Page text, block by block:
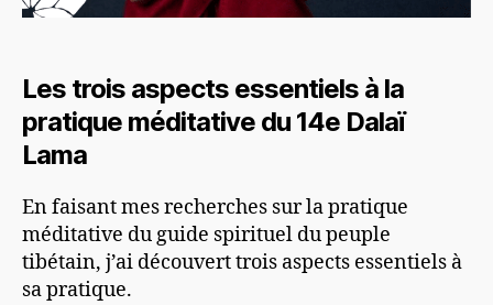
Les trois aspects essentiels à la
pratique méditative du 14e Dalaï
Lama
En faisant mes recherches sur la pratique
méditative du guide spirituel du peuple
tibétain, j’ai découvert trois aspects essentiels à
sa pratique.